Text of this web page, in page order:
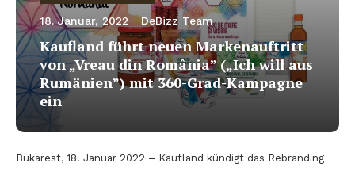
18. Januar, 2022 DeBizz Team
Kaufland führt neuen Markenauftritt
von „Vreau din România” („Ich will aus
Rumänien”) mit 360-Grad-Kampagne
ein
Bukarest, 18. Januar 2022 – Kaufland kündigt das Rebranding